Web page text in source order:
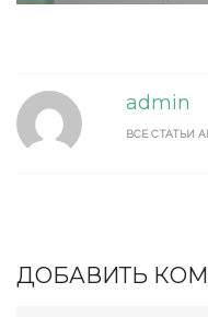
admin
ВСЕ СТАТЬИ
ДОБАВИТЬ